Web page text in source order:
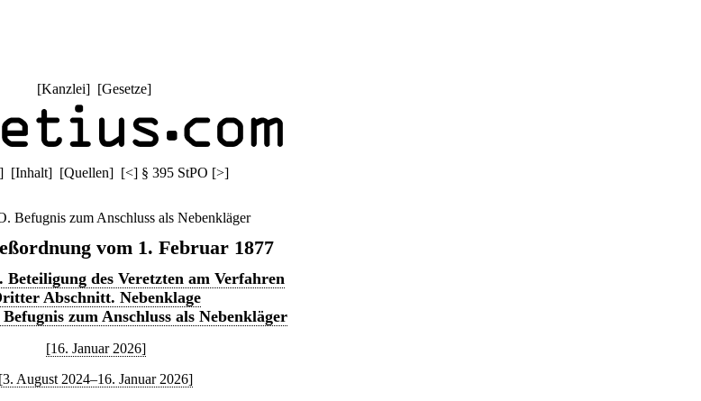
[Kanzlei] [Gesetze]
] [Inhalt] [Quellen] [<] § 395 StPO [>]
Befugnis zum Anschluss als Nebenkläger
vom 1. Februar 1877
Beteiligung des Veretzten am Verfahren
Abschnitt. Nebenklage
zum Anschluss als Nebenkläger
[16. Januar 2026]
[3. August 2024–16. Januar 2026]